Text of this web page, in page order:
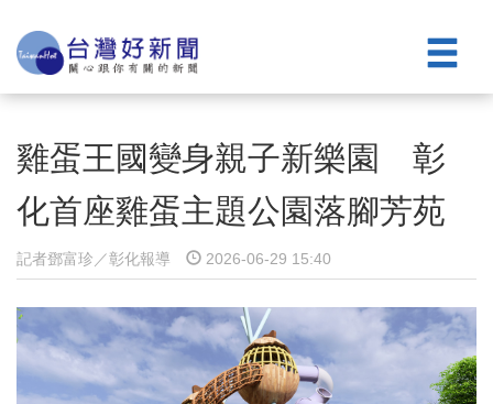
雞蛋王國變身親子新樂園 彰
化首座雞蛋主題公園落腳芳苑
記者鄧富珍／彰化報導 2026-06-29 15:40